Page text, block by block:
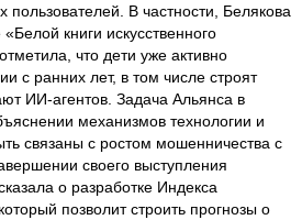
пользователей. В частности, Белякова
книги искусственного
что дети уже активно
с ранних лет, в том числе строят
ИИ-агентов. Задача Альянса в
механизмов технологии и
связаны с ростом мошенничества с
своего выступления
о разработке Индекса
позволит строить прогнозы о